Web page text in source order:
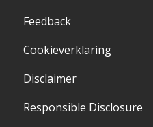
Feedback
Cookieverklaring
Disclaimer
Responsible Disclosure